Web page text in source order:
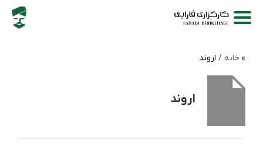
خانه / اروند
اروند